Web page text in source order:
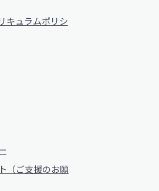
キュラムポリシ
（ご支援のお願